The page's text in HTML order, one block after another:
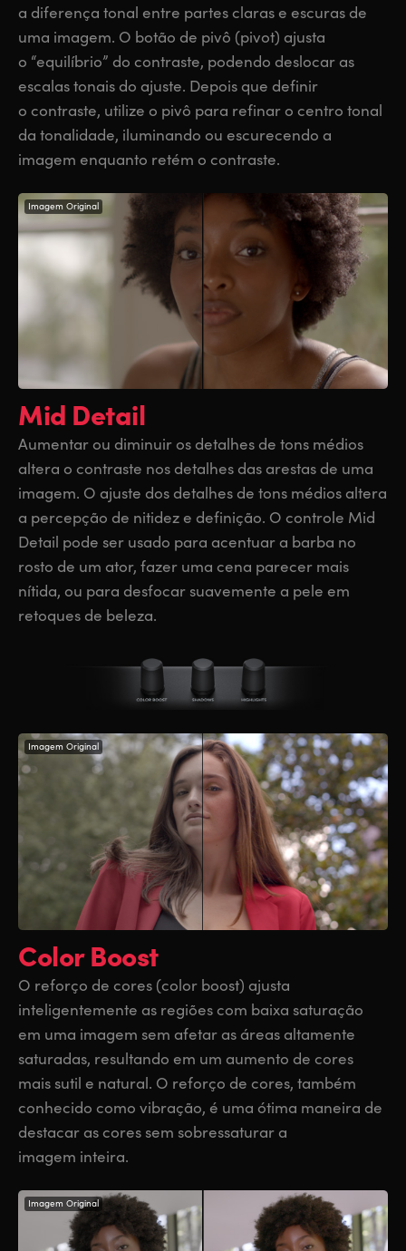
a diferença tonal entre partes claras e escuras de
uma imagem. O botão de pivô (pivot) ajusta
o “equilíbrio” do contraste, podendo deslocar as
escalas tonais do ajuste. Depois que definir
o contraste, utilize o pivô para refinar o centro tonal
da tonalidade, iluminando ou escurecendo a
imagem enquanto retém o contraste.
Imagem Original
Mid Detail
Aumentar ou diminuir os detalhes de tons médios
altera o contraste nos detalhes das arestas de uma
imagem. O ajuste dos detalhes de tons médios altera
a percepção de nitidez e definição. O controle Mid
Detail pode ser usado para acentuar a barba no
rosto de um ator, fazer uma cena parecer mais
nítida, ou para desfocar suavemente a pele em
retoques de beleza.
Imagem Original
Color Boost
O reforço de cores (color boost) ajusta
inteligentemente as regiões com baixa saturação
em uma imagem sem afetar as áreas altamente
saturadas, resultando em um aumento de cores
mais sutil e natural. O reforço de cores, também
conhecido como vibração, é uma ótima maneira de
destacar as cores sem sobressaturar a
imagem inteira.
Imagem Original